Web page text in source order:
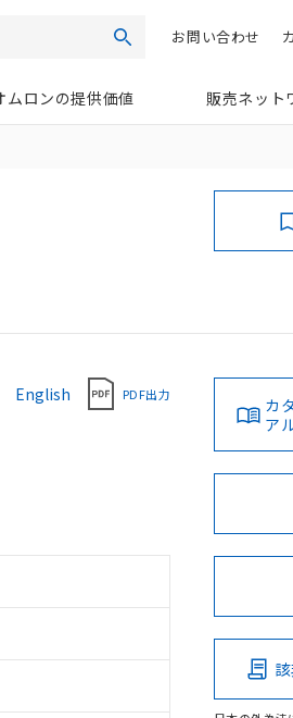
検索お問い合わせ
ムロンの提供価値 販売ネット
English PDF出力
カ
ア